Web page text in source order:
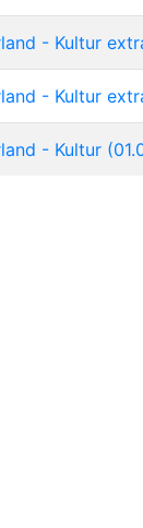
- Kultur
- Kultur
- Kultur